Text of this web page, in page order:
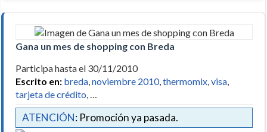
Gana un mes de shopping con Breda
Participa hasta el 30/11/2010
Escrito en: breda,noviembre 2010,thermomix,visa,
tarjeta de crédito, …
ATENCIÓN: Promoción ya pasada.